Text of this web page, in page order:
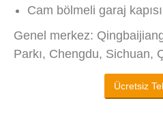
Cam bölmeli garaj kapısı
Genel merkez:
Parkı, Chengdu, Sichuan,
Ücretsiz